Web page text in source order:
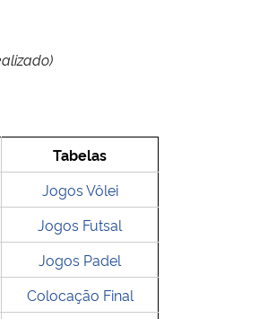
Tabelas
Jogos Vôlei
Jogos Futsal
Jogos Padel
Colocação Final